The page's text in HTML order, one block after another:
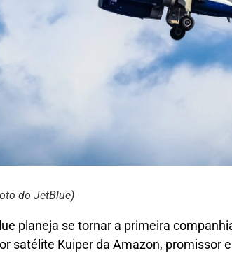
do JetBlue)
planeja se tornar a primeira
satélite Kuiper da Amazon, promissor